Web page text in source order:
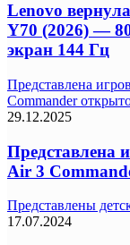
Lenovo
Y70 (2026) —
экран 144 Гц
Представлена
Commander
29.12.2025
Представлена
Air 3
Представлены
17.07.2024